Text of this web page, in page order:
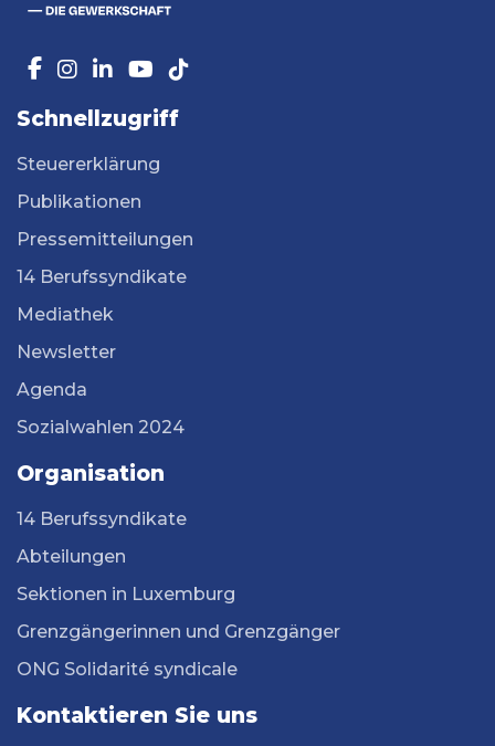
Schnellzugriff
Steuererklärung
Publikationen
Pressemitteilungen
14 Berufssyndikate
Mediathek
Newsletter
Agenda
Sozialwahlen 2024
Organisation
14 Berufssyndikate
Abteilungen
Sektionen in Luxemburg
Grenzgängerinnen und Grenzgänger
ONG Solidarité syndicale
Kontaktieren Sie uns